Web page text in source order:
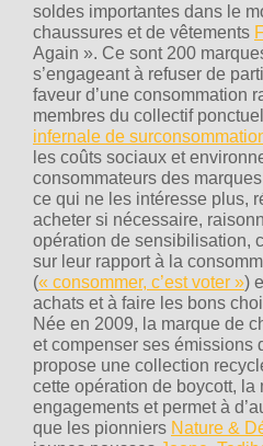
soldes importantes dans le
chaussures et de vêtements
Again ». Ce sont 200
s’engageant à refuser de
faveur d’une consommation
membres du collectif
infernale de
les coûts sociaux et
consommateurs des
ce qui ne les intéresse plus,
acheter si nécessaire,
opération de sensibilisation,
sur leur rapport à la
(« consommer, c’est voter »)
achats et à faire les bons
Née en 2009, la marque de
et compenser ses émissions
propose une collection
cette opération de boycott,
engagements et permet à
que les pionniers Nature &